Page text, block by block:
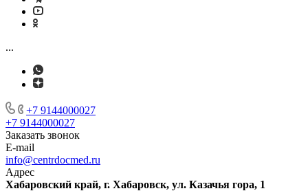
...
+7 9144000027
+7 9144000027
Заказать звонок
E-mail
info@centrdocmed.ru
Адрес
Хабаровский край, г. Хабаровск, ул. Казачья гора, 1